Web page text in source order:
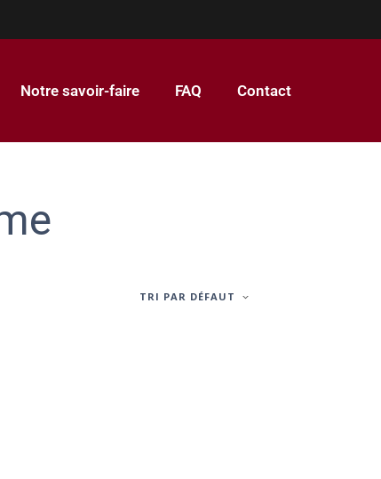
Notre savoir-faire FAQ Contact
TRI PAR DÉFAUT